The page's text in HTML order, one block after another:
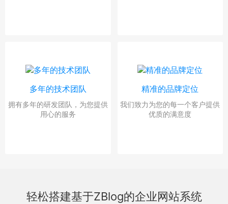
多年的技术团队
拥有多年的研发团队，为您提供
用心的服务
精准的品牌定位
我们致力为您的每一个客户提供
优质的满意度
轻松搭建基于ZBlog的企业网站系统